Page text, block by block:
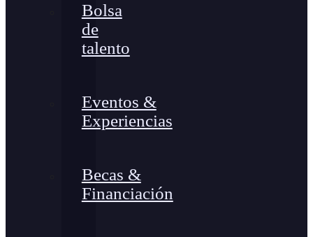
Bolsa
de
talento
Eventos &
Experiencias
Becas &
Financiación